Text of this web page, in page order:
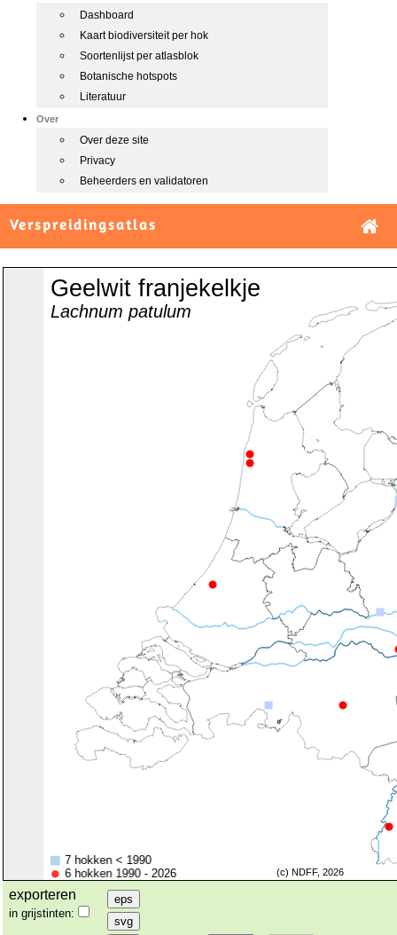
Dashboard
Kaart biodiversiteit per hok
Soortenlijst per atlasblok
Botanische hotspots
Literatuur
Over
Over deze site
Privacy
Beheerders en validatoren
Verspreidingsatlas